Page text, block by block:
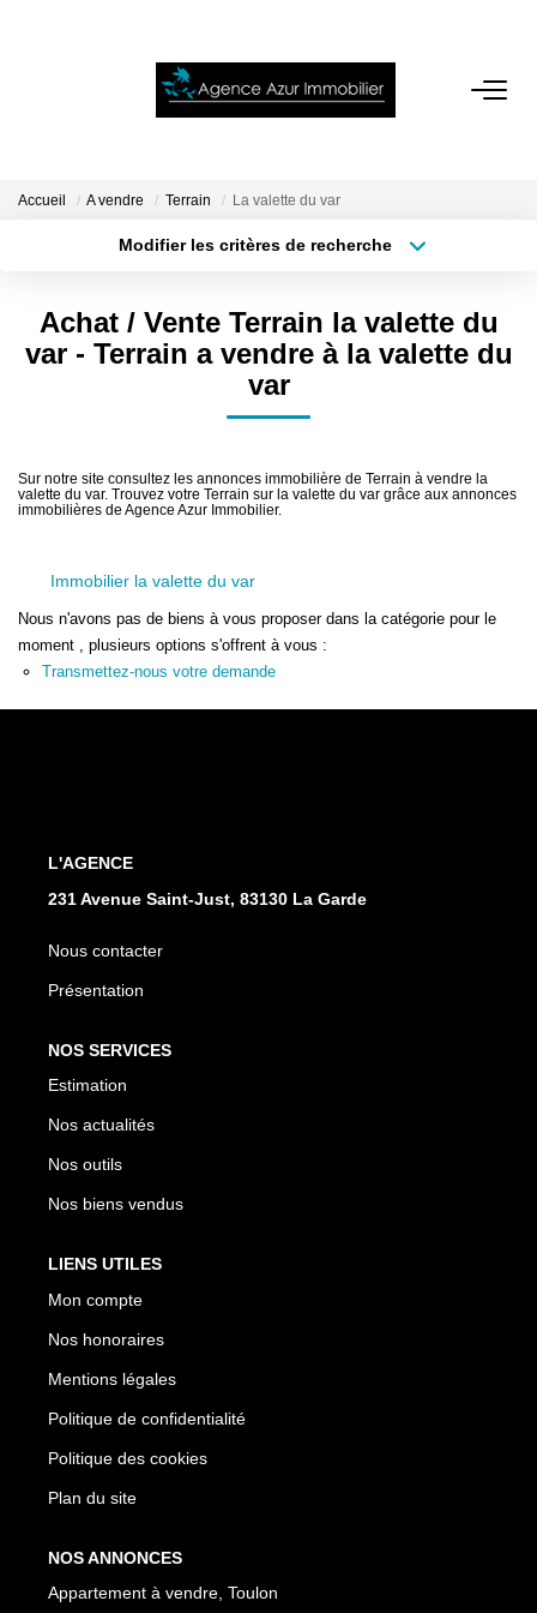
ACCUEIL
VENTES
NOTRE AGENCE
CONTACT
Accueil A vendre Terrain La valette du var
Modifier les critères de recherche
Surface min Budget max
Achat / Vente Terrain la valette du
var - Terrain a vendre à la valette du
var
Sur notre site consultez les annonces immobilière de Terrain à vendre la
valette du var. Trouvez votre Terrain sur la valette du var grâce aux annonces
immobilières de Agence Azur Immobilier.
Immobilier la valette du var
Nous n'avons pas de biens à vous proposer dans la catégorie pour le
moment , plusieurs options s'offrent à vous :
Transmettez-nous votre demande
L'AGENCE
231 Avenue Saint-Just, 83130 La Garde
Nous contacter
Présentation
NOS SERVICES
Estimation
Nos actualités
Nos outils
Nos biens vendus
LIENS UTILES
Mon compte
Nos honoraires
Mentions légales
Politique de confidentialité
Politique des cookies
Plan du site
NOS ANNONCES
Appartement à vendre, Toulon